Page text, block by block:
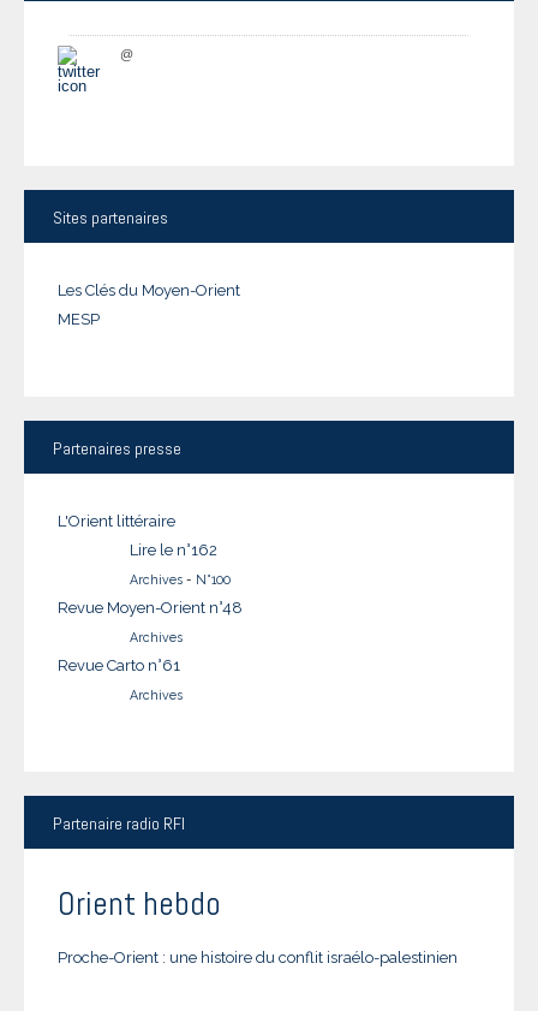
@
Sites partenaires
Les Clés du Moyen-Orient
MESP
Partenaires presse
L'Orient littéraire
Lire le n°162
Archives - N°100
Revue Moyen-Orient n°48
Archives
Revue Carto n°61
Archives
Partenaire radio RFI
Orient hebdo
Proche-Orient : une histoire du conflit israélo-palestinien